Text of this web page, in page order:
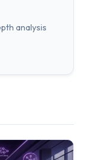
analysis